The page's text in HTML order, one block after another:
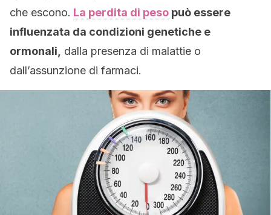
che escono. La perdita di peso può essere
influenzata da condizioni genetiche e
ormonali,
dalla presenza di malattie o
dall’assunzione di farmaci.